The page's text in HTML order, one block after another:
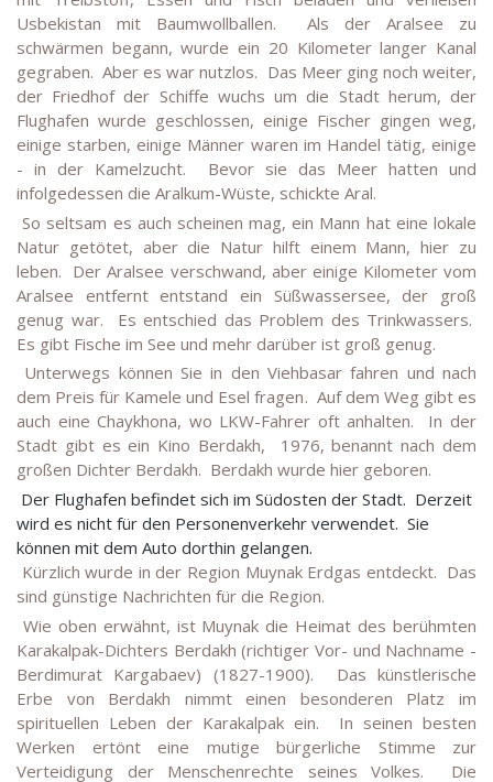
Usbekistan mit Baumwollballen. Als der Aralsee zu
schwärmen begann, wurde ein 20 Kilometer langer Kanal
gegraben. Aber es war nutzlos. Das Meer ging noch weiter,
der Friedhof der Schiffe wuchs um die Stadt herum, der
Flughafen wurde geschlossen, einige Fischer gingen weg,
einige starben, einige Männer waren im Handel tätig, einige
- in der Kamelzucht. Bevor sie das Meer hatten und
infolgedessen die Aralkum-Wüste, schickte Aral.
So seltsam es auch scheinen mag, ein Mann hat eine lokale
Natur getötet, aber die Natur hilft einem Mann, hier zu
leben. Der Aralsee verschwand, aber einige Kilometer vom
Aralsee entfernt entstand ein Süßwassersee, der groß
genug war. Es entschied das Problem des Trinkwassers.
Es gibt Fische im See und mehr darüber ist groß genug.
Unterwegs können Sie in den Viehbasar fahren und nach
dem Preis für Kamele und Esel fragen. Auf dem Weg gibt es
auch eine Chaykhona, wo LKW-Fahrer oft anhalten. In der
Stadt gibt es ein Kino Berdakh, 1976, benannt nach dem
großen Dichter Berdakh. Berdakh wurde hier geboren.
Der Flughafen befindet sich im Südosten der Stadt. Derzeit
wird es nicht für den Personenverkehr verwendet. Sie
können mit dem Auto dorthin gelangen.
Kürzlich wurde in der Region Muynak Erdgas entdeckt. Das
sind günstige Nachrichten für die Region.
Wie oben erwähnt, ist Muynak die Heimat des berühmten
Karakalpak-Dichters Berdakh (richtiger Vor- und Nachname -
Berdimurat Kargabaev) (1827-1900). Das künstlerische
Erbe von Berdakh nimmt einen besonderen Platz im
spirituellen Leben der Karakalpak ein. In seinen besten
Werken ertönt eine mutige bürgerliche Stimme zur
Verteidigung der Menschenrechte seines Volkes. Die